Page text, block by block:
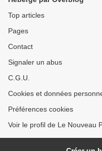
Top articles
Pages
Contact
Signaler un abus
C.G.U.
Cookies et données
Préférences cookies
Voir le profil de Le Nouveau